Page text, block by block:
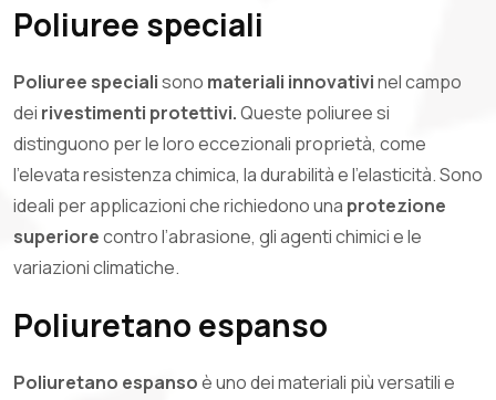
Poliuree speciali
Poliuree specialisono materiali innovativinel campo
dei rivestimenti protettivi.Queste poliuree si
distinguono per le loro eccezionali proprietà, come
l’elevata resistenza chimica, la durabilità e l’elasticità. Sono
ideali per applicazioni che richiedono una protezione
superiorecontro l’abrasione, gli agenti chimici e le
variazioni climatiche.
Poliuretano espanso
Poliuretano espansoè uno dei materiali più versatili e